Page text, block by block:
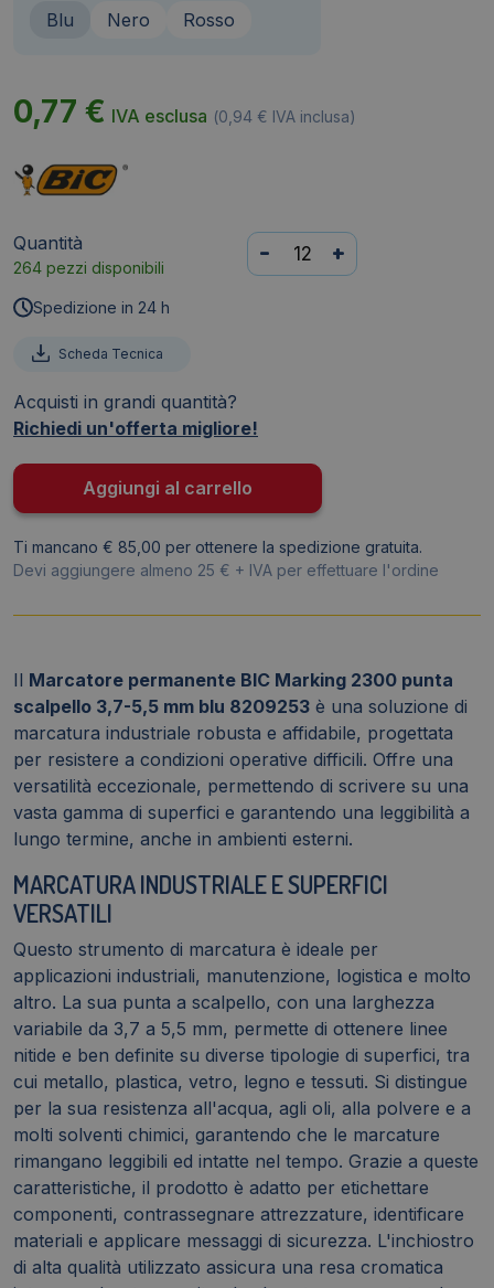
Blu
Nero Rosso
0,77 € IVA esclusa (0,94 € IVA inclusa)
Quantità
264 pezzi disponibili
Permanent
Marker
scalpello
3-
5,5
mm
-
quantità
- +
Spedizione in 24 h
Scheda Tecnica
Acquisti in grandi quantità?
Richiedi un'offerta migliore!
Aggiungi al carrello
Ti mancano € 85,00 per ottenere la spedizione gratuita.
Devi aggiungere almeno 25 € + IVA per effettuare l'ordine
Il Marcatore permanente BIC Marking 2300 punta
scalpello 3,7-5,5 mm blu 8209253 è una soluzione di
marcatura industriale robusta e affidabile, progettata
per resistere a condizioni operative difficili. Offre una
versatilità eccezionale, permettendo di scrivere su una
vasta gamma di superfici e garantendo una leggibilità a
lungo termine, anche in ambienti esterni.
MARCATURA INDUSTRIALE E SUPERFICI
VERSATILI
Questo strumento di marcatura è ideale per
applicazioni industriali, manutenzione, logistica e molto
altro. La sua punta a scalpello, con una larghezza
variabile da 3,7 a 5,5 mm, permette di ottenere linee
nitide e ben definite su diverse tipologie di superfici, tra
cui metallo, plastica, vetro, legno e tessuti. Si distingue
per la sua resistenza all'acqua, agli oli, alla polvere e a
molti solventi chimici, garantendo che le marcature
rimangano leggibili ed intatte nel tempo. Grazie a queste
caratteristiche, il prodotto è adatto per etichettare
componenti, contrassegnare attrezzature, identificare
materiali e applicare messaggi di sicurezza. L'inchiostro
di alta qualità utilizzato assicura una resa cromatica